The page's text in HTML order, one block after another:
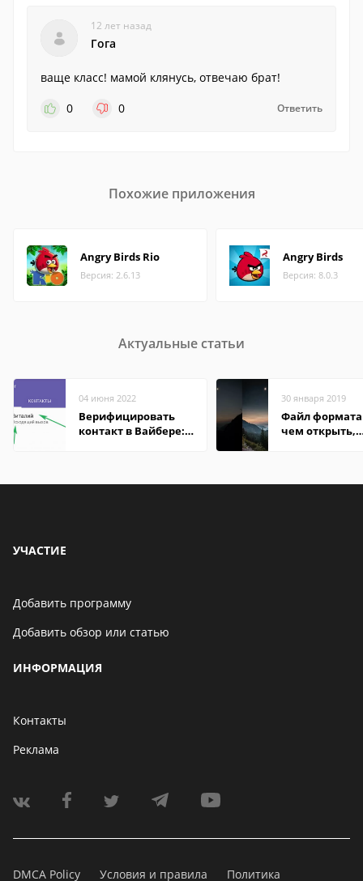
12 лет назад
Гога
ваще класс! мамой клянусь, отвечаю брат!
0
0 Ответить
Похожие приложения
Angry Birds Rio
Версия: 2.6.13
Angry Birds
Версия: 8.0.3
Актуальные статьи
04 июня 2022
Верифицировать
контакт в Вайбере:
30 января 2019
Файл
чем открыть,
УЧАСТИЕ
Добавить программу
Добавить обзор или статью
ИНФОРМАЦИЯ
Контакты
Реклама
DMCA Policy Условия и правила Политика